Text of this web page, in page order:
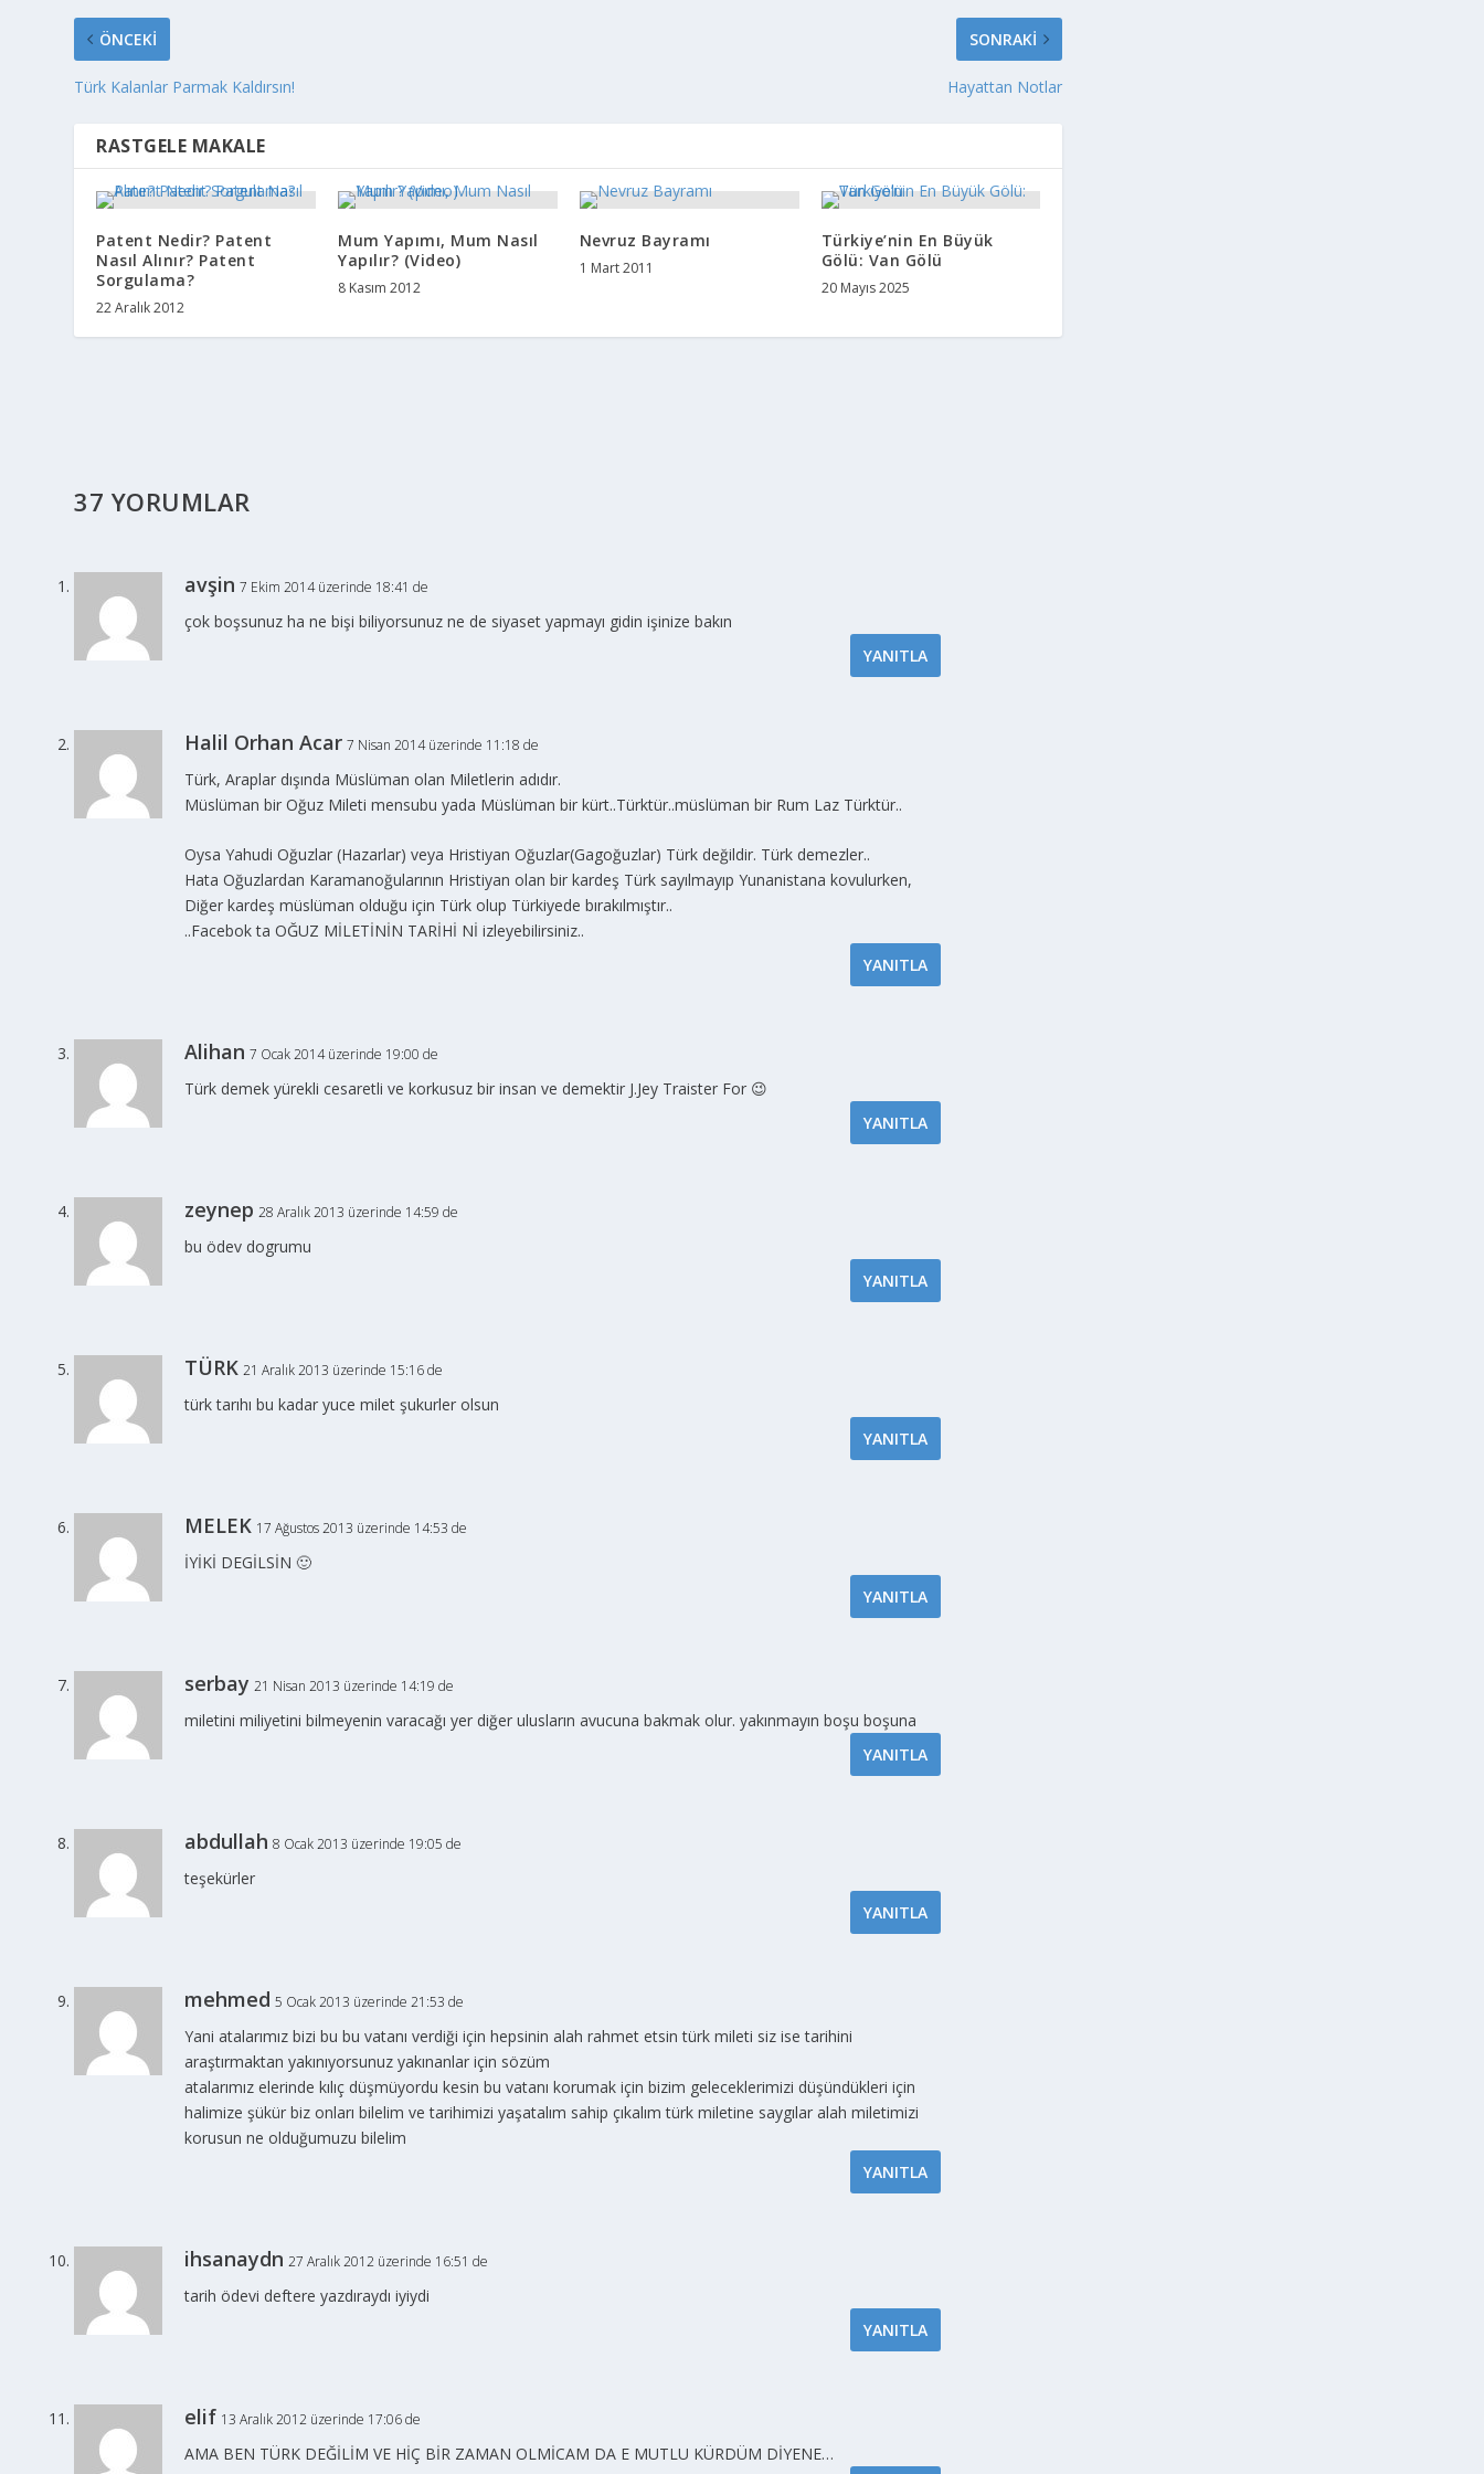
ÖNCEKI
Türk Kalanlar Parmak Kaldırsın!
SONRAKI
Hayattan Notlar
RASTGELE MAKALE
Patent Nedir? Patent
Nasıl Alınır? Patent
Sorgulama?
22 Aralık 2012
Mum Yapımı, Mum Nasıl
Yapılır? (Video)
8 Kasım 2012
Nevruz Bayramı
1 Mart 2011
Türkiye’nin En Büyük
Gölü: Van Gölü
20 Mayıs 2025
37 YORUMLAR
avşin 7 Ekim 2014 üzerinde 18:41 de
çok boşsunuz ha ne bişi biliyorsunuz ne de siyaset yapmayı gidin işinize bakın
YANITLA
Halil Orhan Acar 7 Nisan 2014 üzerinde 11:18 de
Türk, Araplar dışında Müslüman olan Miletlerin adıdır.
Müslüman bir Oğuz Mileti mensubu yada Müslüman bir kürt..Türktür..müslüman bir Rum Laz Türktür..
Oysa Yahudi Oğuzlar (Hazarlar) veya Hristiyan Oğuzlar(Gagoğuzlar) Türk değildir. Türk demezler..
Hata Oğuzlardan Karamanoğularının Hristiyan olan bir kardeş Türk sayılmayıp Yunanistana kovulurken,
Diğer kardeş müslüman olduğu için Türk olup Türkiyede bırakılmıştır..
..Facebok ta OĞUZ MİLETİNİN TARİHİ Nİ izleyebilirsiniz..
YANITLA
Alihan 7 Ocak 2014 üzerinde 19:00 de
Türk demek yürekli cesaretli ve korkusuz bir insan ve demektir J.Jey Traister For 😉
YANITLA
zeynep 28 Aralık 2013 üzerinde 14:59 de
bu ödev dogrumu
YANITLA
TÜRK 21 Aralık 2013 üzerinde 15:16 de
türk tarıhı bu kadar yuce milet şukurler olsun
YANITLA
MELEK 17 Ağustos 2013 üzerinde 14:53 de
İYİKİ DEGİLSİN 🙂
YANITLA
serbay 21 Nisan 2013 üzerinde 14:19 de
miletini miliyetini bilmeyenin varacağı yer diğer ulusların avucuna bakmak olur. yakınmayın boşu boşuna
YANITLA
abdullah 8 Ocak 2013 üzerinde 19:05 de
teşekürler
YANITLA
mehmed 5 Ocak 2013 üzerinde 21:53 de
Yani atalarımız bizi bu bu vatanı verdiği için hepsinin alah rahmet etsin türk mileti siz ise tarihini
araştırmaktan yakınıyorsunuz yakınanlar için sözüm
atalarımız elerinde kılıç düşmüyordu kesin bu vatanı korumak için bizim geleceklerimizi düşündükleri için
halimize şükür biz onları bilelim ve tarihimizi yaşatalım sahip çıkalım türk miletine saygılar alah miletimizi
korusun ne olduğumuzu bilelim
YANITLA
ihsanaydn 27 Aralık 2012 üzerinde 16:51 de
tarih ödevi deftere yazdıraydı iyiydi
YANITLA
elif 13 Aralık 2012 üzerinde 17:06 de
AMA BEN TÜRK DEĞİLİM VE HİÇ BİR ZAMAN OLMİCAM DA E MUTLU KÜRDÜM DİYENE…